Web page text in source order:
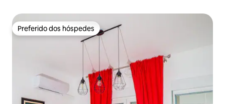
Preferido dos hóspedes
Preferido dos hóspedes